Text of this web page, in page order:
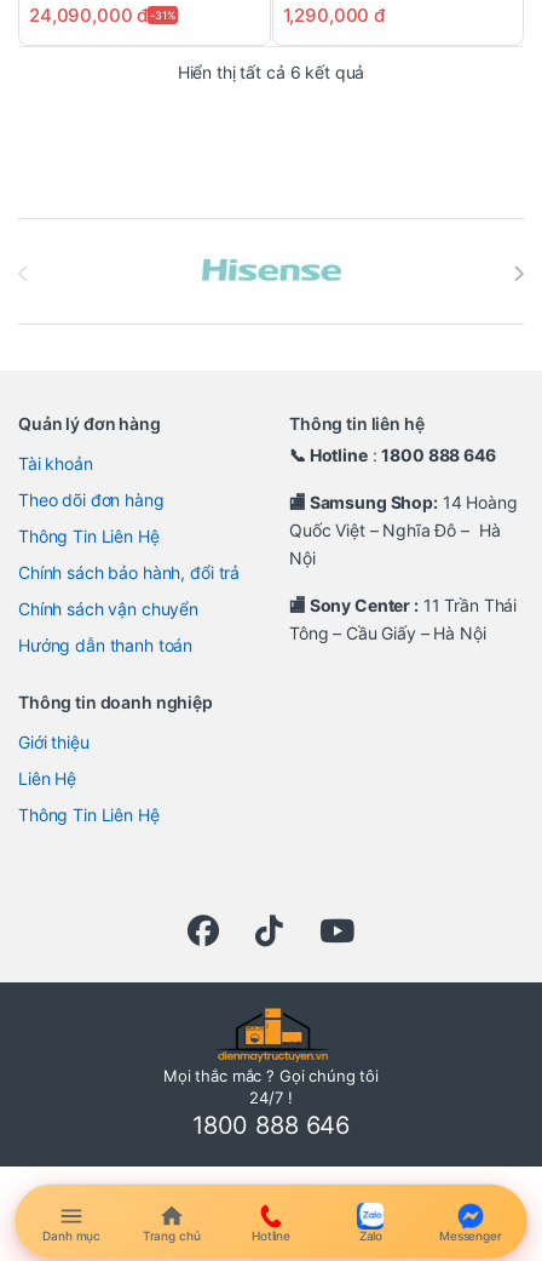
24,090,000đ-31% 1,290,000đ
Hiển thị tất cả 6 kết quả
Quản lý đơn hàng
Tài khoản
Theo dõi đơn hàng
Thông Tin Liên Hệ
Chính sách bảo hành, đổi trả
Chính sách vận chuyển
Hướng dẫn thanh toán
Thông tin liên hệ
📞 Hotline:1800 888 646
🏬 Samsung Shop:14 Hoàng
Quốc Việt – Nghĩa Đô – Hà
Nội
🏬 Sony Center :11 Trần Thái
Tông – Cầu Giấy – Hà Nội
Thông tin doanh nghiệp
Giới thiệu
Liên Hệ
Thông Tin Liên Hệ
Mọi thắc mắc ? Gọi chúng tôi
24/7 !
1800 888 646
Trang chủ
Danh mục Hotline Zalo Messenger